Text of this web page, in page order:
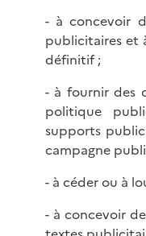
- à concevoir
publicitaires et
définitif ;
- à fournir des
politique
supports
campagne
- à céder ou à
- à concevoir